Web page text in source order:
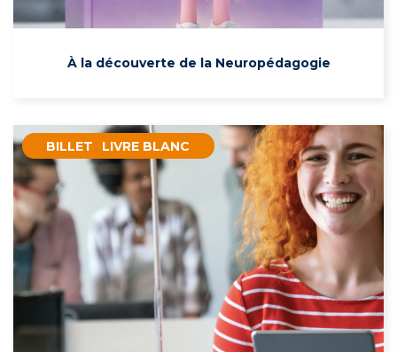
À la découverte de la Neuropédagogie
BILLET LIVRE BLANC